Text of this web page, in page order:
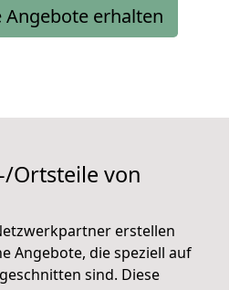
Angebote erhalten
Ortsteile von
erstellen
Angebote, die speziell auf
sind. Diese